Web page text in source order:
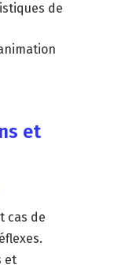
de
et
cas de
et